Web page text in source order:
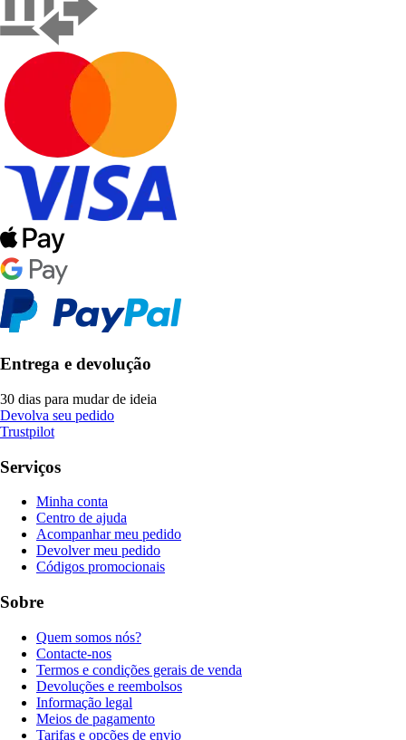
Entrega e devolução
30 dias para mudar de ideia
Devolva seu pedido
Trustpilot
Serviços
Minha conta
Centro de ajuda
Acompanhar meu pedido
Devolver meu pedido
Códigos promocionais
Sobre
Quem somos nós?
Contacte-nos
Termos e condições gerais de venda
Devoluções e reembolsos
Informação legal
Meios de pagamento
Tarifas e opções de envio